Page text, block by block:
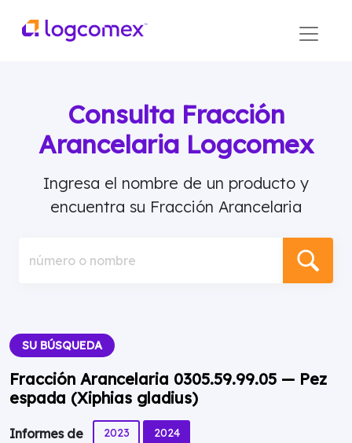
Consulta Fracción
Arancelaria Logcomex
Ingresa el nombre de un producto y
encuentra su Fracción Arancelaria
número o nombre
SU BÚSQUEDA
Fracción Arancelaria 0305.59.99.05 — Pez
espada (Xiphias gladius)
Informes de 2023 2024